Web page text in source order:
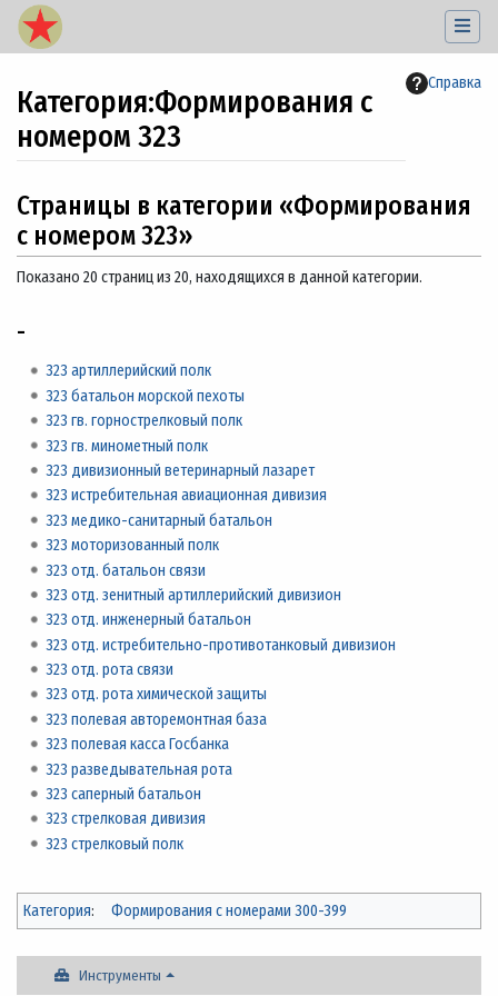
Справка
Категория:Формирования с
номером 323
Страницы в категории «Формирования
с номером 323»
Показано 20 страниц из 20, находящихся в данной категории.
-
323 артиллерийский полк
323 батальон морской пехоты
323 гв. горнострелковый полк
323 гв. минометный полк
323 дивизионный ветеринарный лазарет
323 истребительная авиационная дивизия
323 медико-санитарный батальон
323 моторизованный полк
323 отд. батальон связи
323 отд. зенитный артиллерийский дивизион
323 отд. инженерный батальон
323 отд. истребительно-противотанковый дивизион
323 отд. рота связи
323 отд. рота химической защиты
323 полевая авторемонтная база
323 полевая касса Госбанка
323 разведывательная рота
323 саперный батальон
323 стрелковая дивизия
323 стрелковый полк
Категория: Формирования с номерами 300-399
Инструменты